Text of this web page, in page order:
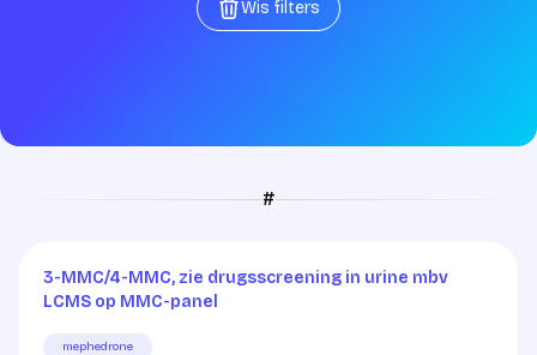
Wis filters
Wis filters
#
3-MMC/4-MMC, zie drugsscreening in urine mbv
LCMS op MMC-panel
mephedrone